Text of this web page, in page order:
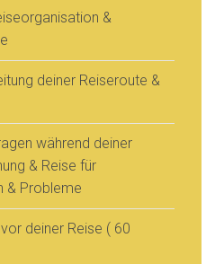
&
deiner Reiseroute &
während deiner
& Reise für
& Probleme
deiner Reise ( 60